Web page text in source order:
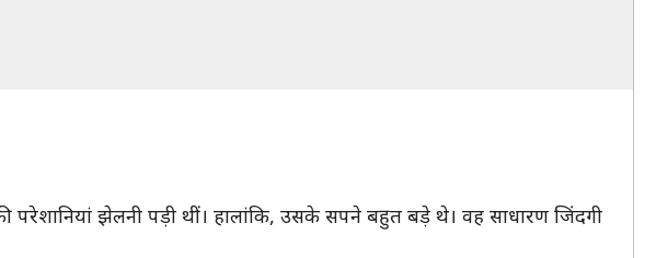
झेलनी पड़ी थीं। हालांकि, उसके सपने बहुत बड़े थे। वह साधारण जिंदगी